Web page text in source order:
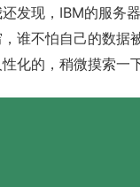
发现，IBM的服务
谁不怕自己的数
化的，稍微摸索一